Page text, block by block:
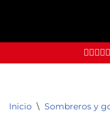
contenido
Inicio \ Sombreros y